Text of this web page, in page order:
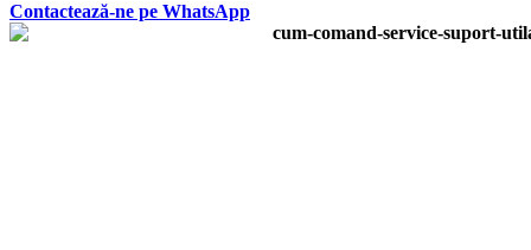
Contactează-ne pe WhatsApp